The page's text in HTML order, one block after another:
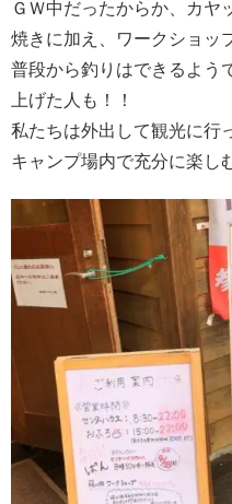
ＧＷ中だったからか、カヤ
焼きに加え、ワークショッ
普段から釣りはできるよう
上げた人も！！
私たちは外出して観光に行
キャンプ場内で充分に楽し